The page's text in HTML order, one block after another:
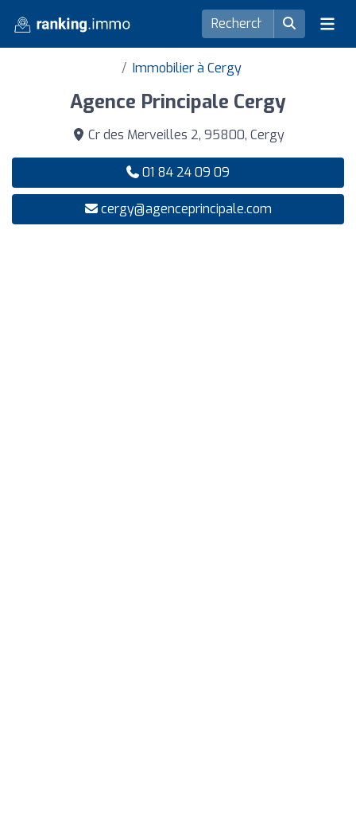
Immobilier à Cergy
Agence Principale Cergy
Cr des Merveilles 2, 95800, Cergy
01 84 24 09 09
cergy@agenceprincipale.com